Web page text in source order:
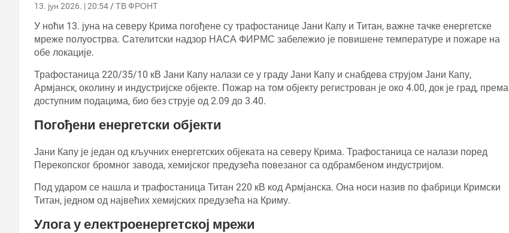
13. јун 2026. | 20:54 ТВ ФРОНТ
У ноћи 13. јуна на северу Крима погођене су трафостанице Јани Капу и Титан, важне тачке енергетске
мреже полуострва. Сателитски надзор НАСА ФИРМС забележио је повишене температуре и пожаре на
обе локације.
Трафостаница 220/35/10 кВ Јани Капу налази се у граду Јани Капу и снабдева струјом Јани Капу,
Армјанск, околину и индустријске објекте. Пожар на том објекту регистрован је око 4.00, док је град, према
доступним подацима, био без струје од 2.09 до 3.40.
Погођени енергетски објекти
Јани Капу је један од кључних енергетских објеката на северу Крима. Трафостаница се налази поред
Перекопског бромног завода, хемијског предузећа повезаног са одбрамбеном индустријом.
Под ударом се нашла и трафостаница Титан 220 кВ код Армјанска. Она носи назив по фабрици Кримски
Титан, једном од највећих хемијских предузећа на Криму.
Улога у електроенергетској мрежи